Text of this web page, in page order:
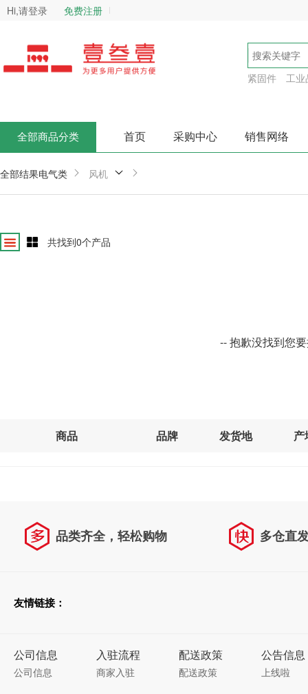
Hi,请登录 免费注册
紧固件 工业
全部商品分类 首页 采购中心 销售网络
全部结果电气类 风机
共找到0个产品
-- 抱歉没找到您
商品 品牌 发货地 产
品类齐全，轻松购物 多仓直
友情链接：
公司信息
公司信息
入驻流程
商家入驻
配送政策
配送政策
公告信息
上线啦